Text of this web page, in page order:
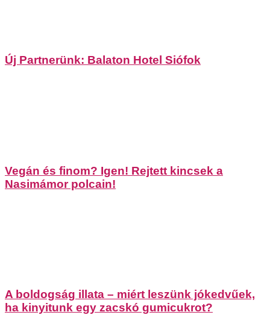
Új Partnerünk: Balaton Hotel Siófok
Vegán és finom? Igen! Rejtett kincsek a
Nasimámor polcain!
A boldogság illata – miért leszünk jókedvűek,
ha kinyitunk egy zacskó gumicukrot?